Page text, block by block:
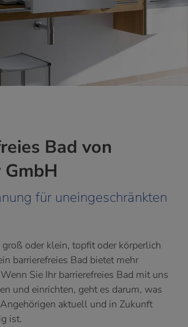
Bad von
für uneingeschränkten
oder klein, topfit oder körperlich
barrierefreies Bad bietet mehr
Sie Ihr barrierefreies Bad mit uns
und einrichten, geht es darum, was
aktuell und in Zukunft
ist.